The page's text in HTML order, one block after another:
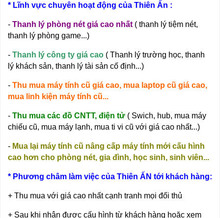
* Lĩnh vực chuyên hoạt động của Thiên Ấn :
- Thanh lý phòng nét giá cao nhất ( thanh lý tiệm nét,
thanh lý phòng game...)
- Thanh lý công ty giá cao ( Thanh lý trường học, thanh
lý khách sản, thanh lý tài sản cố định...)
- Thu mua máy tính cũ giá cao, mua laptop cũ giá cao,
mua linh kiện máy tính cũ...
- Thu mua các đồ CNTT, điện tử ( Swich, hub, mua máy
chiếu cũ, mua máy lạnh, mua ti vi cũ với giá cao nhất...)
- Mua lại máy tính cũ nâng cấp máy tính mới cấu hình
cao hơn cho phòng nét, gia đình, học sinh, sinh viên...
* Phương châm làm việc của Thiên ẤN tới khách hàng:
+ Thu mua với giá cao nhất cạnh tranh mọi đối thủ
+ Sau khi nhận được cấu hình từ khách hàng hoặc xem